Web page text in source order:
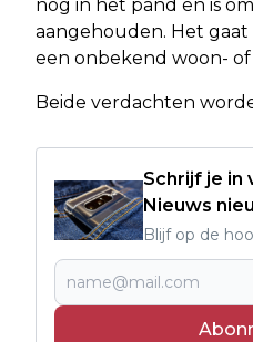
nog in het pand en is
aangehouden. Het
een onbekend woon-
Beide verdachten
Schrijf je in
Nieuws
Blijf op de